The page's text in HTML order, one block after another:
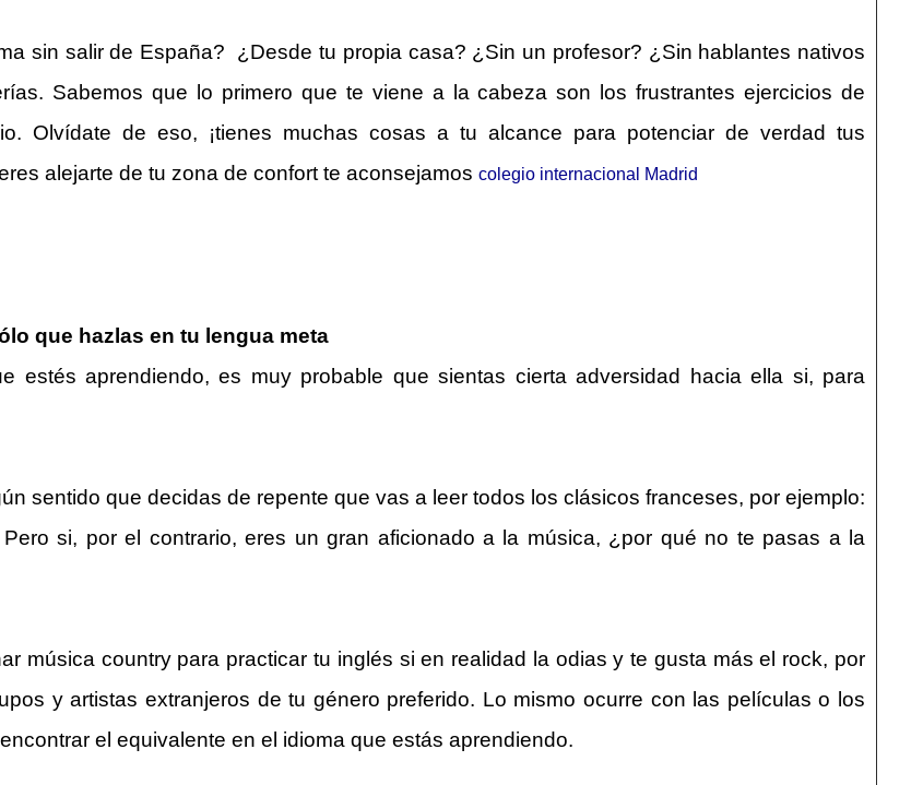
sin salir de España? ¿Desde tu propia casa? ¿Sin un profesor? ¿Sin hablantes nativos
Sabemos que lo primero que te viene a la cabeza son los frustrantes ejercicios de
Olvídate de eso, ¡tienes muchas cosas a tu alcance para potenciar de verdad tus
alejarte de tu zona de confort te aconsejamos colegio internacional Madrid
que hazlas en tu lengua meta
estés aprendiendo, es muy probable que sientas cierta adversidad hacia ella si, para
sentido que decidas de repente que vas a leer todos los clásicos franceses, por ejemplo:
si, por el contrario, eres un gran aficionado a la música, ¿por qué no te pasas a la
música country para practicar tu inglés si en realidad la odias y te gusta más el rock, por
y artistas extranjeros de tu género preferido. Lo mismo ocurre con las películas o los
el equivalente en el idioma que estás aprendiendo.